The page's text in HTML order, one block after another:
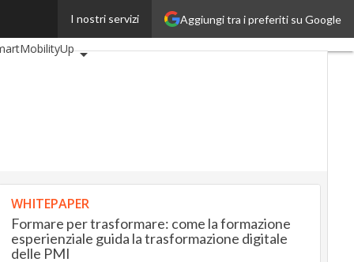
Aggiungi tra i preferiti su Google
I nostri servizi
BankingUp
WHITEPAPER
Formare per trasformare: come la formazione
esperienziale guida la trasformazione digitale
delle PMI